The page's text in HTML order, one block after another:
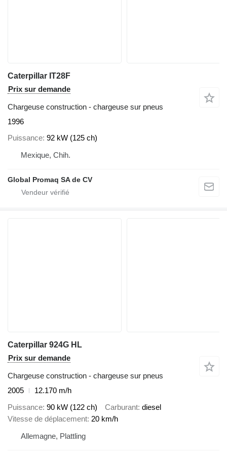
Caterpillar IT28F
Prix sur demande
Chargeuse construction - chargeuse sur pneus
1996
Puissance 92 kW (125 ch)
Mexique, Chih.
Global Promaq SA de CV
Caterpillar 924G HL
Prix sur demande
Chargeuse construction - chargeuse sur pneus
2005
12.170 m/h
Puissance 90 kW (122 ch) Carburant diesel
Vitesse de déplacement 20 km/h
Allemagne, Plattling